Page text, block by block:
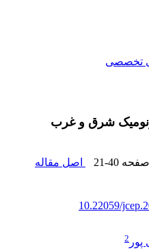
تخصصی
شرق و غرب
صفحه 21-40
اصل مقاله
10.22059/
2